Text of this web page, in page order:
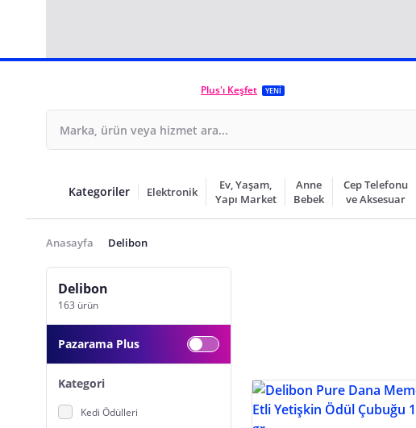
Plus'ı Keşfet YENİ
Kategoriler Elektronik
Ev, Yaşam,
Yapı Market
Anne
Bebek
Cep Telefonu
ve Aksesuar
Anasayfa Delibon
Delibon
163 ürün
Pazarama Plus
Kategori
Kedi Ödülleri